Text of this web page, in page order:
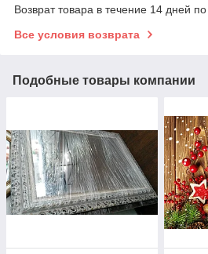
Возврат товара в течение 14 дней
Все условия возврата
Подобные товары компании